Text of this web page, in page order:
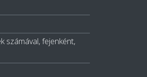
számával, fejenként,